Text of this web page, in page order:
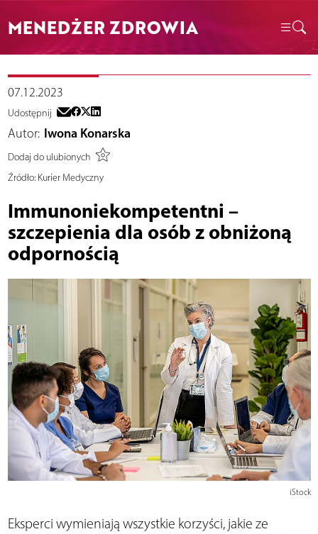
MENEDŻER ZDROWIA
07.12.2023
Udostępnij
Autor: Iwona Konarska
Dodaj do ulubionych
Źródło:Kurier Medyczny
Immunoniekompetentni –
szczepienia dla osób z obniżoną
odpornością
iStock
Eksperci wymieniają wszystkie korzyści, jakie ze